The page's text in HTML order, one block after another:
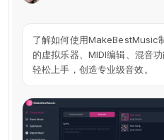
了解如何使用MakeBestMusic
的虚拟乐器、MIDI编辑、混音
轻松上手，创造专业级音效。